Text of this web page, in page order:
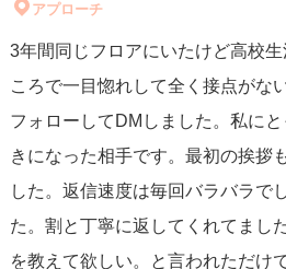
アプローチ
3年間同じフロアにいたけど高校
ころで一目惚れして全く接点がな
フォローしてDMしました。私に
きになった相手です。最初の挨拶
した。返信速度は毎回バラバラで
た。割と丁寧に返してくれてまし
を教えて欲しい。と言われただけ